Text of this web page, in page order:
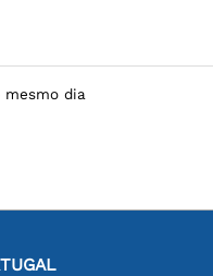
mesmo dia